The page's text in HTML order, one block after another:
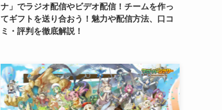
ナ」でラジオ配信やビデオ配信！チームを作っ
てギフトを送り合おう！魅力や配信方法、口コ
ミ・評判を徹底解説！